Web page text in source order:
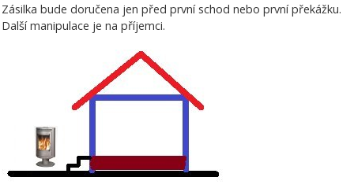
Zásilka bude doručena jen před první schod nebo první překážku.
Další manipulace je na příjemci.